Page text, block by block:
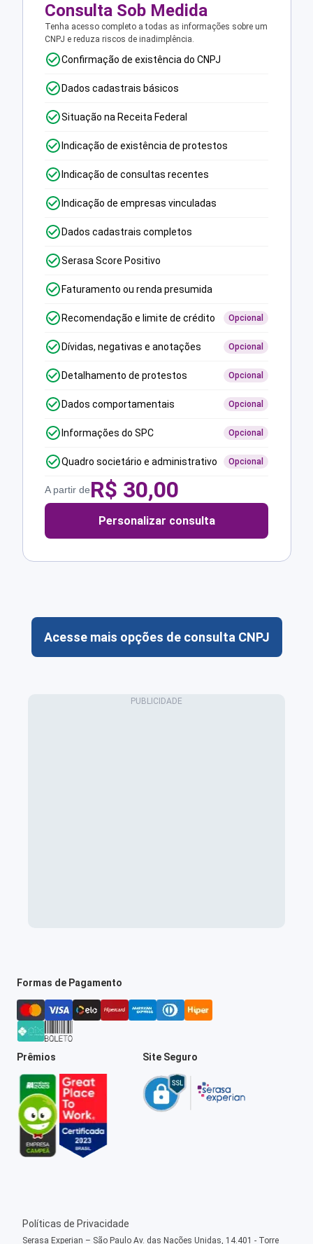
Consulta Sob Medida
Tenha acesso completo a todas as informações sobre um
CNPJ e reduza riscos de inadimplência.
Confirmação de existência do CNPJ
Dados cadastrais básicos
Situação na Receita Federal
Indicação de existência de protestos
Indicação de consultas recentes
Indicação de empresas vinculadas
Dados cadastrais completos
Serasa Score Positivo
Faturamento ou renda presumida
Recomendação e limite de crédito Opcional
Dívidas, negativas e anotações Opcional
Detalhamento de protestos Opcional
Dados comportamentais Opcional
Informações do SPC Opcional
Quadro societário e administrativo Opcional
A partir deR$ 30,00
Personalizar consulta
Acesse mais opções de consulta CNPJ
Formas de Pagamento
Prêmios Site Seguro
Políticas de Privacidade
Serasa Experian – São Paulo Av. das Nações Unidas, 14.401 - Torre